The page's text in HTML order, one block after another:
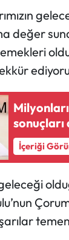
değer
sonuçları
İçeriği